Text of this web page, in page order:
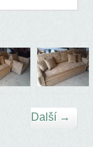
Další →